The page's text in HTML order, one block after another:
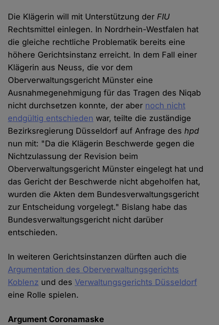
Die Klägerin will mit Unterstützung derFIU
Rechtsmittel einlegen. In Nordrhein-Westfalen hat
die gleiche rechtliche Problematik bereits eine
höhere Gerichtsinstanz erreicht. In dem Fall einer
Klägerin aus Neuss, die vor dem
Oberverwaltungsgericht Münster eine
Ausnahmegenehmigung für das Tragen des Niqab
nicht durchsetzen konnte, der aber noch nicht
endgültig entschieden war, teilte die zuständige
Bezirksregierung Düsseldorf auf Anfrage deshpd
nun mit: "Da die Klägerin Beschwerde gegen die
Nichtzulassung der Revision beim
Oberverwaltungsgericht Münster eingelegt hat und
das Gericht der Beschwerde nicht abgeholfen hat,
wurden die Akten dem Bundesverwaltungsgericht
zur Entscheidung vorgelegt." Bislang habe das
Bundesverwaltungsgericht nicht darüber
entschieden.
In weiteren Gerichtsinstanzen dürften auch die
Argumentation des Oberverwaltungsgerichts
Koblenz und desVerwaltungsgerichts Düsseldorf
eine Rolle spielen.
Argument Coronamaske